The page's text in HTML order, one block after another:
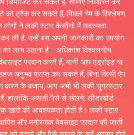
को ट्रैक कर सकते हैं, पिछले गेम के विश्लेषण
ने लकी स्टार कैसीनो में सदस्यता
ली है, उन्हें बस अपनी जानकारी का उपयोग
लाभ उठाना है। अधिकांश विश्वसनीय
प्रदान करते हैं, यानी आप एंड्रॉइड या
अनुभव प्राप्त कर सकते हैं, बिना किसी ऐप
करने के बजाय, आप अभी भी लकी सुपरस्टार
असली पैसे से खेलने, लीडरबोर्ड
खाते की आवश्यकता होती है। लकी स्टार
और मनोरंजक वेबसाइट प्रदान की जाती